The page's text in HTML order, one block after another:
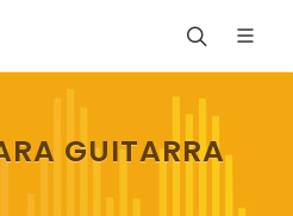
GUITARRA